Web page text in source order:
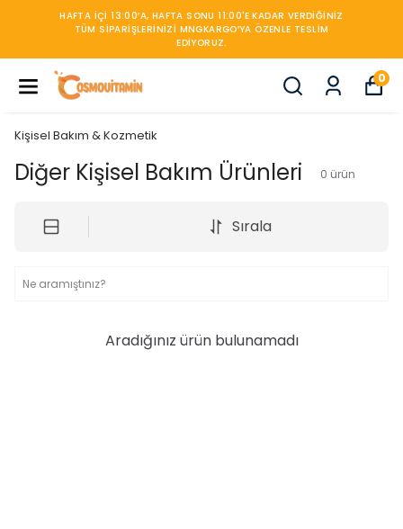
HAFTA IÇI 13:00’A, HAFTA SONU 11:00'E KADAR VERDIĞINIZ
TÜM SIPARIŞLERINIZI MNGKARGO’YA ÖZENLE TESLIM
EDIYORUZ.
0
Kişisel Bakım & Kozmetik
Diğer Kişisel Bakım Ürünleri 0 ürün
Sırala
Aradığınız ürün bulunamadı